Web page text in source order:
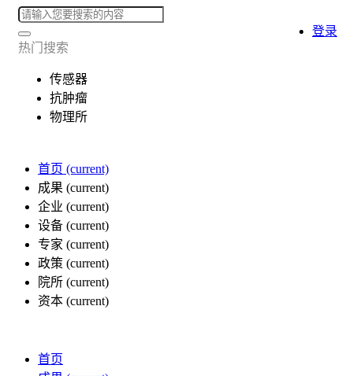
热门搜索
传感器
抗肿瘤
物理所
首页 (current)
成果 (current)
企业 (current)
设备 (current)
专家 (current)
政策 (current)
院所 (current)
资本 (current)
登录
首页